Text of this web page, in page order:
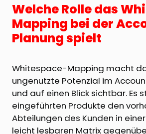
Welche Rolle das
Mapping bei der
Planung spielt
Whitespace-Mapping macht
ungenutzte Potenzial im
und auf einen Blick sichtbar. Es
eingeführten Produkte den
Abteilungen des Kunden in
leicht lesbaren Matrix